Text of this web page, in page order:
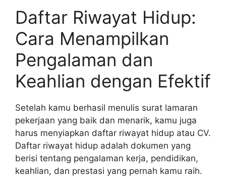
Daftar Riwayat Hidup:
Cara Menampilkan
Pengalaman dan
Keahlian dengan Efektif
Setelah kamu berhasil menulis surat lamaran
pekerjaan yang baik dan menarik, kamu juga
harus menyiapkan daftar riwayat hidup atau CV.
Daftar riwayat hidup adalah dokumen yang
berisi tentang pengalaman kerja, pendidikan,
keahlian, dan prestasi yang pernah kamu raih.